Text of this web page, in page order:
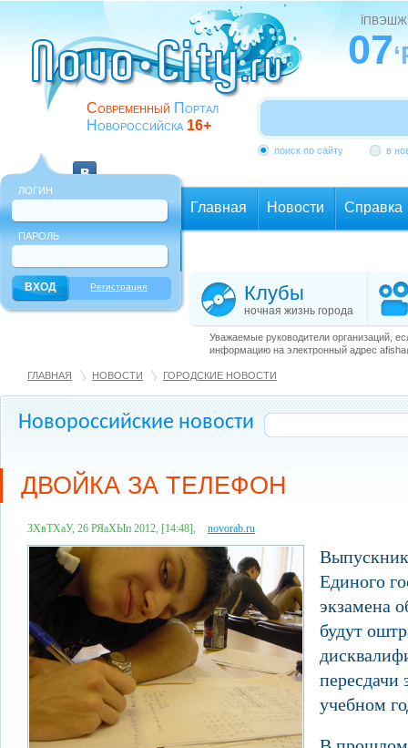
Современный Портал
Новороссийска 16+
07
поиск по сайту в
ЛОГИН
ПАРОЛЬ
Регистрация
Главная Новости Справка
Клубы
ночная жизнь города
Уважаемые руководители организаций,
информацию на электронный адрес
ГЛАВНАЯ НОВОСТИ ГОРОДСКИЕ НОВОСТИ
Новороссийские новости
ДВОЙКА ЗА ТЕЛЕФОН
ЗХвТХаУ, 26 РЯаХЫп 2012, [14:48], novorab.ru
Единого
экзамена
будут
пересдачи
учебном